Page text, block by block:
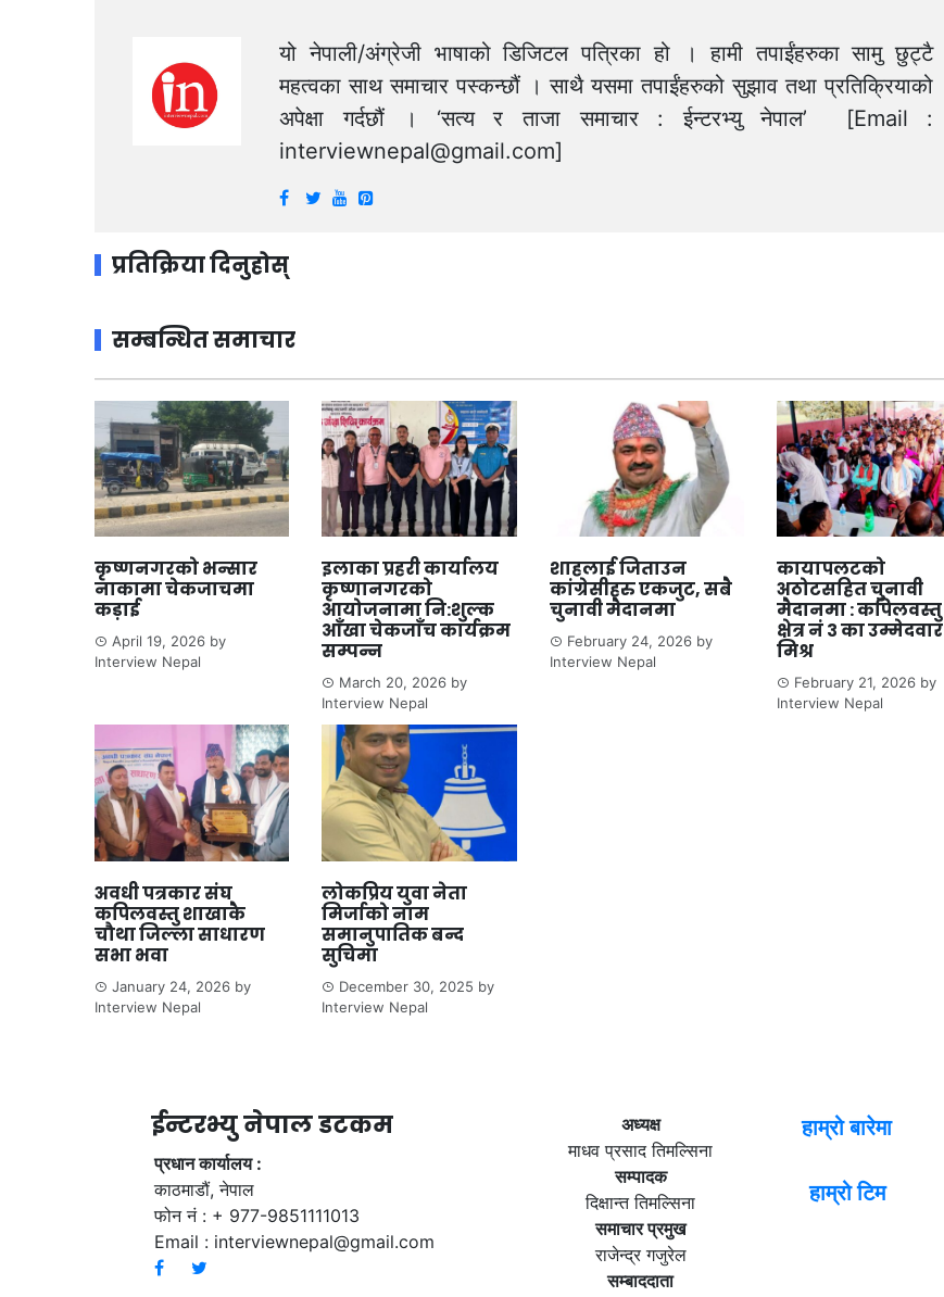
यो नेपाली/अंग्रेजी भाषाको डिजिटल पत्रिका हो । हामी तपाईंहरुका सामु छुट्टै
महत्वका साथ समाचार पस्कन्छौं । साथै यसमा तपाईंहरुको सुझाव तथा प्रतिक्रियाको
अपेक्षा गर्दछौं । ‘सत्य र ताजा समाचार : ईन्टरभ्यु नेपाल’ [Email :
interviewnepal@gmail.com]
प्रतिक्रिया दिनुहोस्
सम्बन्धित समाचार
कृष्णनगरको भन्सार
नाकामा चेकजाचमा
कड़ाई
April 19, 2026 by
Interview Nepal
इलाका प्रहरी कार्यालय
कृष्णानगरको
आयोजनामा नि:शुल्क
आँखा चेकजाँच कार्यक्रम
सम्पन्न
March 20, 2026 by
Interview Nepal
शाहलाई जिताउन
कांग्रेसीहरु एकजुट, सबै
चुनावी मैदानमा
February 24, 2026by
Interview Nepal
कायापलटको
अठोटसहित चुनावी
मैदानमा : कपिलवस्तु
क्षेत्र नं ३ का उम्मेदवार
मिश्र
February 21, 2026by
Interview Nepal
अवधी पत्रकार संघ
कपिलवस्तु शाखाकै
चौथा जिल्ला साधारण
सभा भवा
January 24, 2026 by
Interview Nepal
लोकप्रिय युवा नेता
मिर्जाको नाम
समानुपातिक बन्द
सुचिमा
December 30, 2025 by
Interview Nepal
ईन्टरभ्यु नेपाल डटकम
प्रधान कार्यालय :
काठमाडौं, नेपाल
फोन नं : + 977-9851111013
Email : interviewnepal@gmail.com
अध्यक्ष
माधव प्रसाद तिमल्सिना
सम्पादक
दिक्षान्त तिमल्सिना
समाचार प्रमुख
राजेन्द्र गजुरेल
सम्बाददाता
हाम्रो बारेमा
हाम्रो टिम